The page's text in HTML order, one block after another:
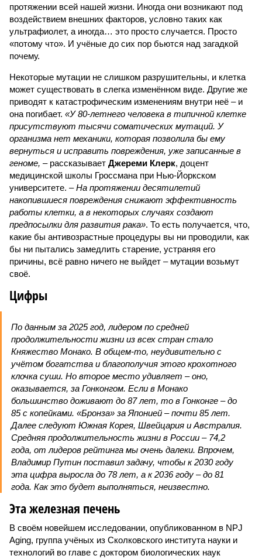
протяжении всей нашей жизни. Иногда они возникают под
воздействием внешних факторов, условно таких как
ультрафиолет, а иногда… это просто случается. Просто
«потому что». И учёные до сих пор бьются над загадкой
почему.
Некоторые мутации не слишком разрушительны, и клетка
может существовать в слегка изменённом виде. Другие же
приводят к катастрофическим изменениям внутри неё – и
она погибает. «У 80-летнего человека в типичной клетке
присутствуют тысячи соматических мутаций. У
организма нет механики, которая позволила бы ему
вернуться и исправить повреждения, уже записанные в
геноме, – рассказывает Джереми Клерк, доцент
медицинской школы Гроссмана при Нью-Йоркском
университете. – На протяжении десятилетий
накопившиеся повреждения снижают эффективность
работы клетки, а в некоторых случаях создают
предпосылки для развития рака». То есть получается, что,
какие бы антивозрастные процедуры вы ни проводили, как
бы ни пытались замедлить старение, устраняя его
причины, всё равно ничего не выйдет – мутации возьмут
своё.
Цифры
По данным за 2025 год, лидером по средней
продолжительности жизни из всех стран стало
Княжество Монако. В общем-то, неудивительно с
учётом богатства и благополучия этого крохотного
клочка суши. Но второе место удивляет – оно,
оказывается, за Гонконгом. Если в Монако
большинство доживают до 87 лет, то в Гонконге – до
85 с копейками. «Бронза» за Японией – почти 85 лет.
Далее следуют Южная Корея, Швейцария и Австралия.
Средняя продолжительность жизни в России – 74,2
года, от лидеров рейтинга мы очень далеки. Впрочем,
Владимир Путин поставил задачу, чтобы к 2030 году
эта цифра выросла до 78 лет, а к 2036 году – до 81
года. Как это будет выполняться, неизвестно.
Эта железная печень
В своём новейшем исследовании, опубликованном в NPJ
Aging, группа учёных из Сколковского института науки и
технологий во главе с доктором биологических наук